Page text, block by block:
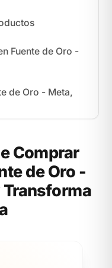
Fuente de Oro -
de Oro - Meta,
Comprar
de Oro -